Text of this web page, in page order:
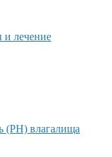
и лечение
(PH) влагалища